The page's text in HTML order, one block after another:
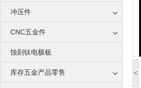
冲压件
CNC五金件
蚀刻钛电极板
库存五金产品零售 <